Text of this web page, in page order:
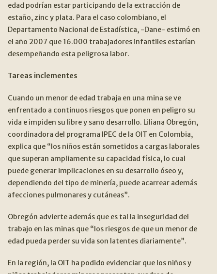
edad podrían estar participando de la extracción de
estaño, zinc y plata. Para el caso colombiano, el
Departamento Nacional de Estadística, -Dane- estimó en
el año 2007 que 16.000 trabajadores infantiles estarían
desempeñando esta peligrosa labor.
Tareas inclementes
Cuando un menor de edad trabaja en una mina se ve
enfrentado a continuos riesgos que ponen en peligro su
vida e impiden su libre y sano desarrollo. Liliana Obregón,
coordinadora del programa IPEC de la OIT en Colombia,
explica que “los niños están sometidos a cargas laborales
que superan ampliamente su capacidad física, lo cual
puede generar implicaciones en su desarrollo óseo y,
dependiendo del tipo de minería, puede acarrear además
afecciones pulmonares y cutáneas”.
Obregón advierte además que es tal la inseguridad del
trabajo en las minas que “los riesgos de que un menor de
edad pueda perder su vida son latentes diariamente”.
En la región, la OIT ha podido evidenciar que los niños y